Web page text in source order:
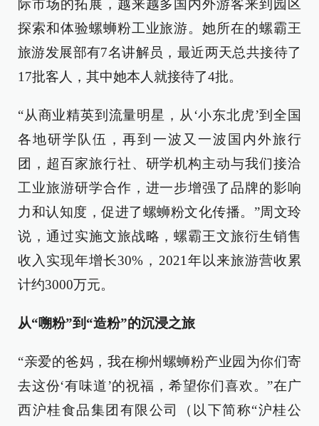
际市场的拓展，越来越多国内外游客来到园区
探索和体验螺蛳粉工业旅游。她所在的螺霸王
旅游发展部有7名讲解员，最近两天总共接待了
17批客人，其中她本人就接待了4批。
“从商业精英到流量明星，从‘小东北虎’到全国
各地研学队伍，再到一波又一波国内外旅行
团，超百家旅行社、研学机构主动与我们接洽
工业旅游研学合作，进一步增强了品牌的影响
力和认知度，促进了螺蛳粉文化传播。”周文玲
说，通过实施文旅战略，螺霸王文旅衍生销售
收入实现年增长30%，2021年以来旅游营收累
计约3000万元。
从“嗍粉”到“造粉”的沉浸之旅
“亲爱的爸妈，我在柳州螺蛳粉产业园为你们寄
去这份‘有味道’的祝福，希望你们喜欢。”在广
西沪桂食品集团有限公司（以下简称“沪桂公